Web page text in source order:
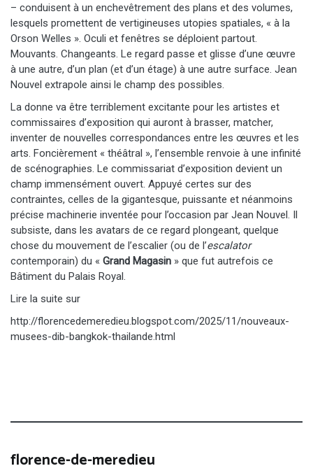
– conduisent à un enchevêtrement des plans et des volumes,
lesquels promettent de vertigineuses utopies spatiales, « à la
Orson Welles ». Oculi et fenêtres se déploient partout.
Mouvants. Changeants. Le regard passe et glisse d’une œuvre
à une autre, d’un plan (et d’un étage) à une autre surface. Jean
Nouvel extrapole ainsi le champ des possibles.
La donne va être terriblement excitante pour les artistes et
commissaires d’exposition qui auront à brasser, matcher,
inventer de nouvelles correspondances entre les œuvres et les
arts. Foncièrement « théâtral », l’ensemble renvoie à une infinité
de scénographies. Le commissariat d’exposition devient un
champ immensément ouvert. Appuyé certes sur des
contraintes, celles de la gigantesque, puissante et néanmoins
précise machinerie inventée pour l’occasion par Jean Nouvel. Il
subsiste, dans les avatars de ce regard plongeant, quelque
chose du mouvement de l’escalier (ou de l’escalator
contemporain) du « Grand Magasin » que fut autrefois ce
Bâtiment du Palais Royal.
Lire la suite sur
http://florencedemeredieu.blogspot.com/2025/11/nouveaux-
musees-dib-bangkok-thailande.html
florence-de-meredieu